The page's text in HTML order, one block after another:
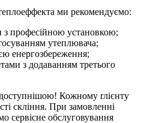
ми рекомендуємо:
з професійною установкою;
утеплювача;
енергозбереження;
з додаванням третього
доступнішою! Кожному rлієнту
скління. При замовленні
сервісне обслуговування